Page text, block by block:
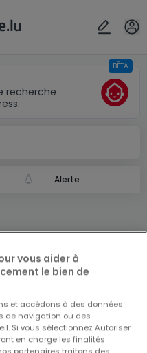
recherche
BÊTA
Alerte
baisses de prix en
!
OK
vous aider à
le bien de
et accédons à des données
de navigation ou des
Si vous sélectionnez Autoriser
en charge les finalités